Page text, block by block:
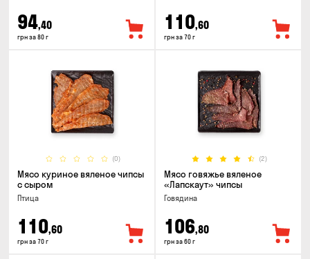
94,40
грн за 80 г
110,60
грн за 70 г
(0)
Мясо куриное вяленое чипсы
с сыром
Птица
110,60
грн за 70 г
(2)
Мясо говяжье вяленое
«Лапскаут» чипсы
Говядина
106,80
грн за 60 г